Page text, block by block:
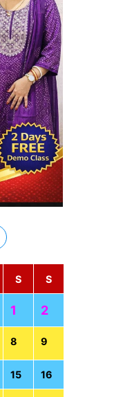
S S
1 2
8 9
15 16